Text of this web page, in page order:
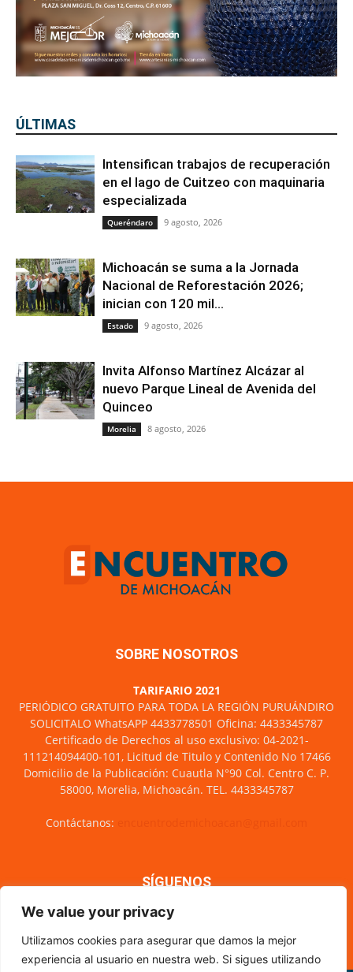
We value your privacy
Utilizamos cookies para asegurar que damos la mejor
experiencia al usuario en nuestra web. Si sigues utilizando
ÚLTIMAS
Intensifican trabajos de recuperación
en el lago de Cuitzeo con maquinaria
especializada
Queréndaro 9 agosto, 2026
Michoacán se suma a la Jornada
Nacional de Reforestación 2026;
inician con 120 mil...
Estado 9 agosto, 2026
Invita Alfonso Martínez Alcázar al
nuevo Parque Lineal de Avenida del
Quinceo
Morelia 8 agosto, 2026
SOBRE NOSOTROS
TARIFARIO 2021
PERIÓDICO GRATUITO PARA TODA LA REGIÓN PURUÁNDIRO
SOLICITALO WhatsAPP 4433778501 Oficina: 4433345787
Certificado de Derechos al uso exclusivo: 04-2021-
111214094400-101, Licitud de Titulo y Contenido No 17466
Domicilio de la Publicación: Cuautla N°90 Col. Centro C. P.
58000, Morelia, Michoacán. TEL. 4433345787
Contáctanos:
SÍGUENOS